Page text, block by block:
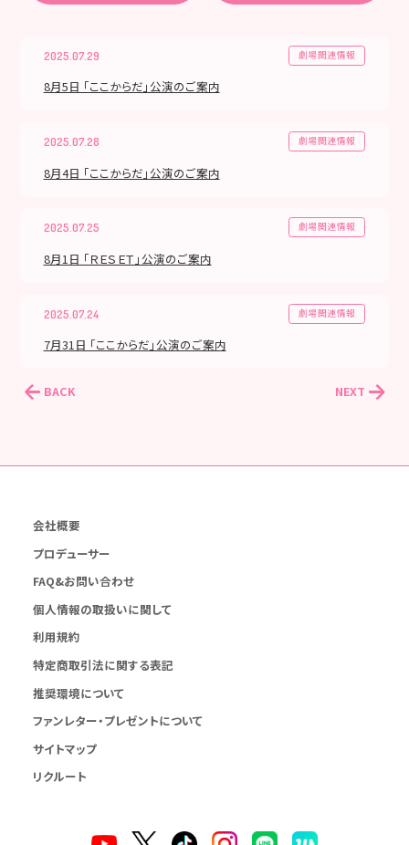
2025.07.29 劇場関連情報
8月5日 「ここからだ」公演のご案内
2025.07.28 劇場関連情報
8月4日 「ここからだ」公演のご案内
2025.07.25 劇場関連情報
8月1日 「ＲＥＳＥＴ」公演のご案内
2025.07.24 劇場関連情報
7月31日 「ここからだ」公演のご案内
BACK NEXT
会社概要
プロデューサー
FAQ&お問い合わせ
個人情報の取扱いに関して
利用規約
特定商取引法に関する表記
推奨環境について
ファンレター・プレゼントについて
サイトマップ
リクルート